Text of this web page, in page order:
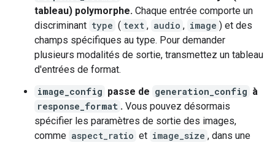
tableau) polymorphe. Chaque entrée comporte un
discriminant type ( text , audio , image ) et des
champs spécifiques au type. Pour demander
plusieurs modalités de sortie, transmettez un tableau
d'entrées de format.
image_config passe de generation_config à
response_format . Vous pouvez désormais
spécifier les paramètres de sortie des images,
comme aspect_ratio et image_size , dans une